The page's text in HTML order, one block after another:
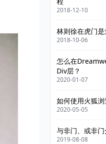
2018-12-10
林则徐在虎门
2018-10-06
怎么在
Div层？
2020-01-07
如何使用火狐
2020-05-05
与非门、或非门
2019-08-08